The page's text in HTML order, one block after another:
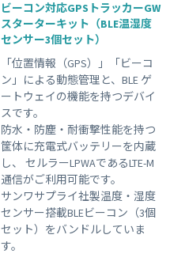
ビーコン対応GPSトラッカーGW
スターターキット（BLE温湿度
センサー3個セット）
「位置情報（GPS）」「ビーコ
ン」による動態管理と、BLE ゲ
ートウェイの機能を持つデバイ
スです。
防水・防塵・耐衝撃性能を持つ
筐体に充電式バッテリーを内蔵
し、 セルラーLPWAであるLTE-M
通信がご利用可能です。
サンワサプライ社製温度・湿度
センサー搭載BLEビーコン（3個
セット）をバンドルしていま
す。